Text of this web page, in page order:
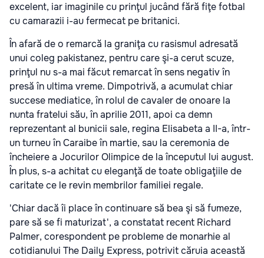
excelent, iar imaginile cu prinţul jucând fără fiţe fotbal
cu camarazii i-au fermecat pe britanici.
În afară de o remarcă la graniţa cu rasismul adresată
unui coleg pakistanez, pentru care şi-a cerut scuze,
prinţul nu s-a mai făcut remarcat în sens negativ în
presă în ultima vreme. Dimpotrivă, a acumulat chiar
succese mediatice, în rolul de cavaler de onoare la
nunta fratelui său, în aprilie 2011, apoi ca demn
reprezentant al bunicii sale, regina Elisabeta a II-a, într-
un turneu în Caraibe în martie, sau la ceremonia de
încheiere a Jocurilor Olimpice de la începutul lui august.
În plus, s-a achitat cu eleganţă de toate obligaţiile de
caritate ce le revin membrilor familiei regale.
'Chiar dacă îi place în continuare să bea şi să fumeze,
pare să se fi maturizat', a constatat recent Richard
Palmer, corespondent pe probleme de monarhie al
cotidianului The Daily Express, potrivit căruia această